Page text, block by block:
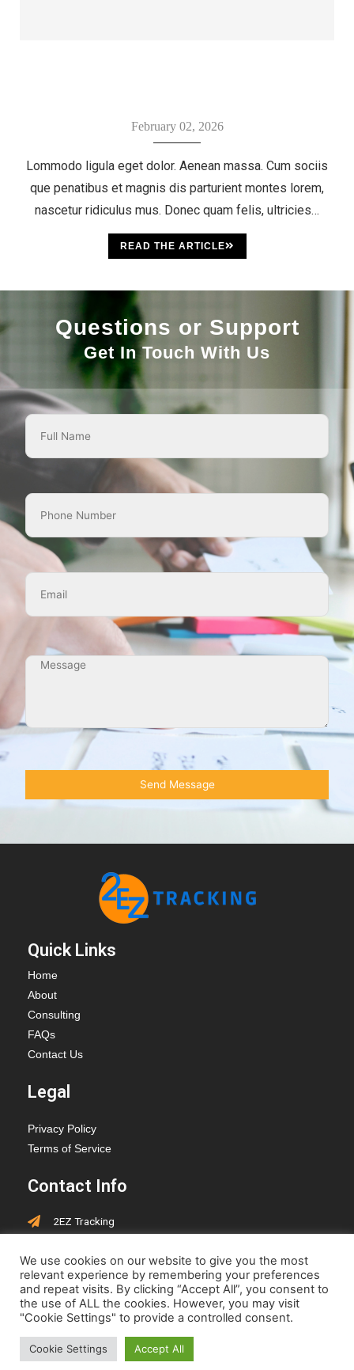
February 02, 2026
Lommodo ligula eget dolor. Aenean massa. Cum sociis
que penatibus et magnis dis parturient montes lorem,
nascetur ridiculus mus. Donec quam felis, ultricies…
READ THE ARTICLE
Questions or Support
Get In Touch With Us
Quick Links
Home
About
Consulting
FAQs
Contact Us
Legal
Privacy Policy
Terms of Service
Contact Info
2EZ Tracking
Alberta, T0B 1W0
jen@2eztracking.com
© 2022-2023 www.2eztracking.com | Designed by
We use cookies on our website to give you the most
relevant experience by remembering your preferences
and repeat visits. By clicking “Accept All”, you consent to
the use of ALL the cookies. However, you may visit
"Cookie Settings" to provide a controlled consent.
Cookie Settings Accept All